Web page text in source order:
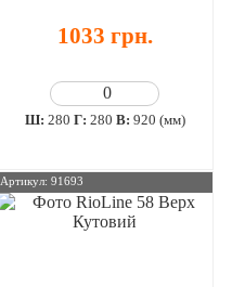
1033 грн.
Ш: 280 Г: 280 В: 920 (мм)
Артикул: 91693